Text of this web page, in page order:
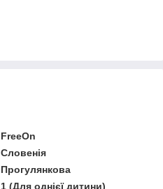
FreeOn
Словенія
Прогулянкова
1 (Для однієї дитини)